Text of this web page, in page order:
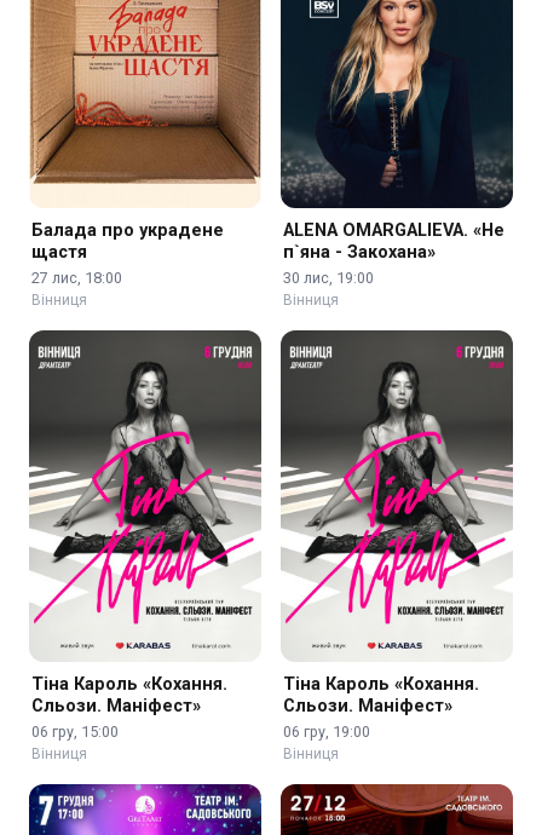
Балада про украдене
щастя
27 лис, 18:00
Вінниця
ALENA OMARGALIEVA. «Не
п`яна - Закохана»
30 лис, 19:00
Вінниця
Тіна Кароль «Кохання.
Сльози. Маніфест»
06 гру, 15:00
Вінниця
Тіна Кароль «Кохання.
Сльози. Маніфест»
06 гру, 19:00
Вінниця